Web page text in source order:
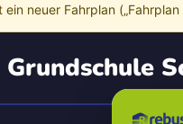
ein neuer Fahrplan